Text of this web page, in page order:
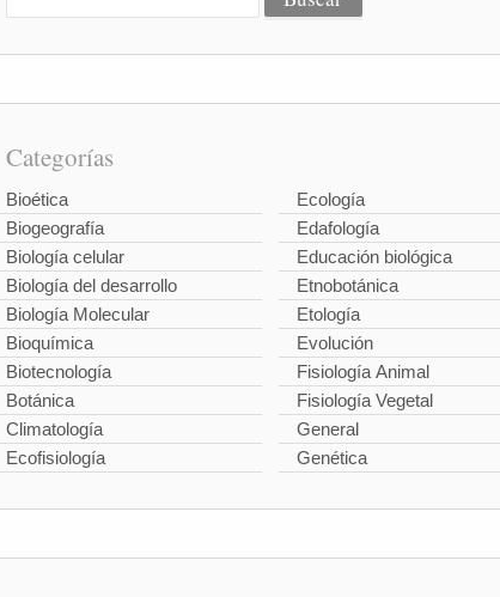
Categorías
Bioética
Biogeografía
Biología celular
Biología del desarrollo
Biología Molecular
Bioquímica
Biotecnología
Botánica
Climatología
Ecofisiología
Ecología
Edafología
Educación biológica
Etnobotánica
Etología
Evolución
Fisiología Animal
Fisiología Vegetal
General
Genética